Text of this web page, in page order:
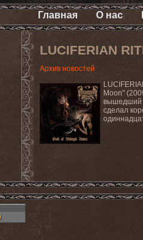
Главная О нас
LUCIFERIAN
Архив новостей
Moon"
вышедший
сделал